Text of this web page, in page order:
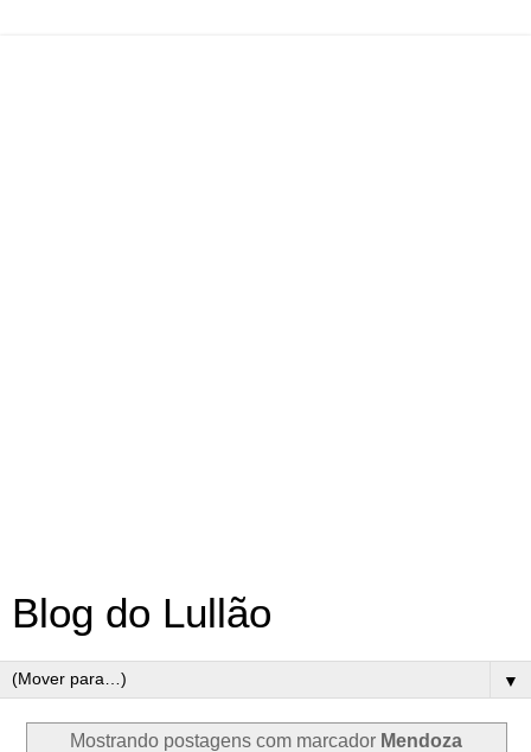
Blog do Lullão
▼
Mostrando postagens com marcador Mendoza